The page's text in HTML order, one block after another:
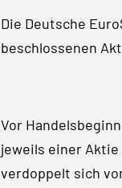
Die Deutsche
beschlossenen
Vor
jeweils einer Aktie
verdoppelt sich